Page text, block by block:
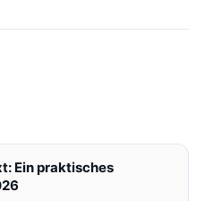
Ein praktisches